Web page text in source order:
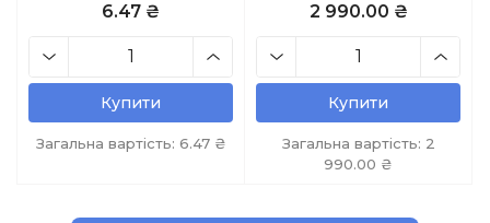
6.47 ₴
Купити
Загальна вартість: 6.47₴
2 990.00 ₴
Купити
Загальна вартість: 2
990.00 ₴